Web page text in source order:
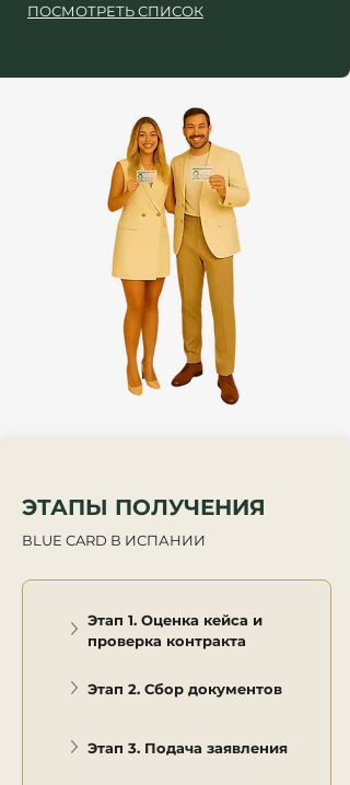
ПОСМОТРЕТЬ СПИСОК
ЭТАПЫ ПОЛУЧЕНИЯ
ВLUE CARD В ИСПАНИИ
Этап 1. Оценка кейса и
проверка контракта
Этап 2. Сбор документов
Этап 3. Подача заявления